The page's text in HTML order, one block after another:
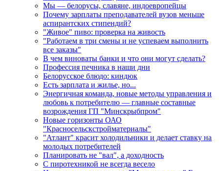
Мы — белорусы, славяне, индоевропейцы
Почему зарплаты преподавателей вузов меньше
аспирантских стипендий?
"Живое" пиво: проверка на живость
"Работаем в три смены и не успеваем выполнить
все заказы"
В чем виноваты банки и что они могут сделать?
Профессия печника в наши дни
Белорусское блюдо: киндюк
Есть зарплата и жилье, но...
Энергичная команда, новые методы управления и
любовь к потребителю — главные составные
возрождения ГП "Минскрыбпром"
Новые горизонты ОАО
"Красносельскстройматериалы"
"Атлант" красит холодильники и делает ставку на
молодых потребителей
Планировать не "вал", а доходность
С пиротехникой не всегда весело